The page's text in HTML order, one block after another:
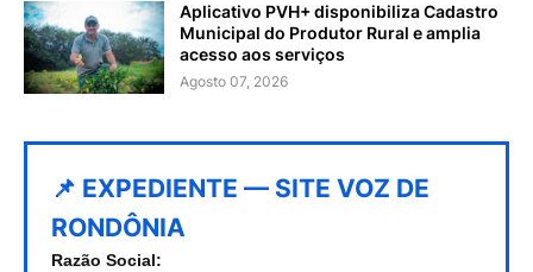
Aplicativo PVH+ disponibiliza Cadastro
Municipal do Produtor Rural e amplia
acesso aos serviços
Agosto 07, 2026
📌 EXPEDIENTE — SITE VOZ DE
RONDÔNIA
Razão Social: